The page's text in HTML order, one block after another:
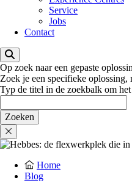
Service
Jobs
Contact
Op zoek naar een gepaste
Zoek je een specifieke oplossing,
Typ de titel in de zoekbalk om
Home
Blog